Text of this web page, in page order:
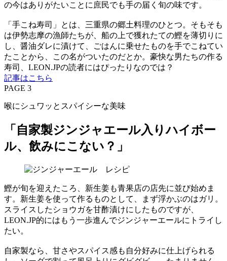
の今はありがたいことに庶民でも手の届く旬の味です。
「手こね寿司」とは、三重県の郷土料理のひとつ。そもそも
は伊勢志摩の漁師たちが、船の上で獲れたての鰹を薄切りに
し、醤油ダレに漬けて、ごはんに乗せたものを手でこねてい
たことから、この名がついたのだとか。豪快な男たちの作る
寿司、LEON.JPの読者にはぴったりなのでは？
記事はこちら
PAGE 3
喉にシュワッとスパイシーな美味
「自家製ジンジャエール入りハイボー
ル、飲みにこない？」
鰹が旬を迎えたころ、新生姜も青果店の店先に並び始めま
す。新生姜を使って作るものとして、まず浮かぶのはガリ。
スライスしたショウガを甘酢漬けにしたものですが、
LEON.JP的にはもう一歩進んでジンジャーエールにトライし
たい。
自家製なら、甘さやスパイス感も自分好みに仕上げられる